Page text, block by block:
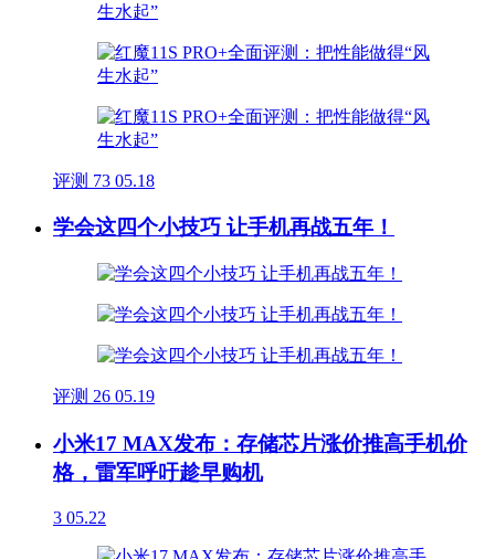
评测 73 05.18
学会这四个小技巧 让手机再战五年！
评测 26 05.19
小米17 MAX发布：存储芯片涨价推高手机价
格，雷军呼吁趁早购机
3 05.22